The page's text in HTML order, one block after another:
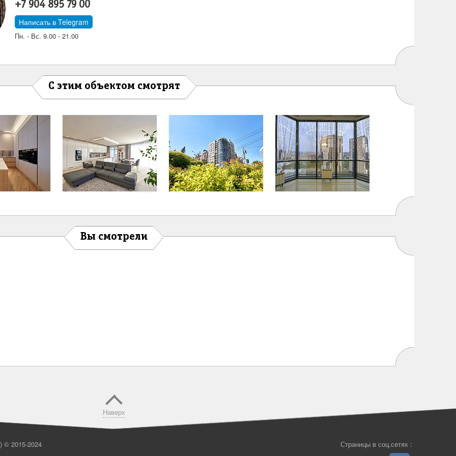
+7 904 895 79 00
Написать в Telegram
Пн. - Вс. 9.00 - 21.00
С этим объектом смотрят
квартира в
Лайнере
млн.
Перейти
Перенсона.
38,0 млн.
Перейти
квартира в Sky Seven
26,0 млн.
Перейти
Вы смотрели
Наверх
© 2015-2024
Страницы в соц.сетях :